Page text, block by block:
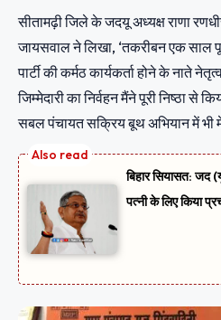
सीतामढ़ी जिले के जदयू अध्यक्ष राणा
जायसवाल ने लिखा, ‘तकरीबन एक साल
पार्टी की कर्मठ कार्यकर्ता होने के नाते
जिम्मेदारी का निर्वहन मैंने पूरी निष्ठा से
सबल पंचायत सक्रिय बूथ अभियान में भी
बिहार सियासत: जद
पत्नी के लिए किया